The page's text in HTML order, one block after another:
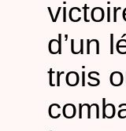
d’un
trois